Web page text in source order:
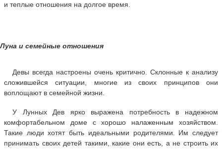
и теплые отношения на долгое время.
Луна и семейные отношения
Девы всегда настроены очень критично. Склонные к анализу
сложившейся ситуации, многие из своих принципов они
воплощают в семейной жизни.
У Лунных Дев ярко выражена потребность в надежном
комфортабельном доме с хорошо налаженным хозяйством.
Такие люди хотят быть идеальными родителями. Им следует
принимать своих детей такими, какие они есть, а не строить их